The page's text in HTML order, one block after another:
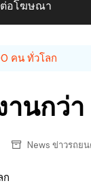
อโฆษณา
คน ทั่วโลก
นกว่
News ข่าวรถย